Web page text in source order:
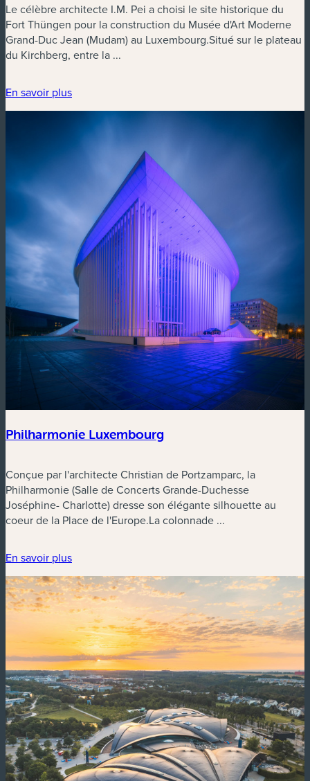
Le célèbre architecte I.M. Pei a choisi le site historique du
Fort Thüngen pour la construction du Musée d'Art Moderne
Grand-Duc Jean (Mudam) au Luxembourg.Situé sur le plateau
du Kirchberg, entre la ...
En savoir plus
Philharmonie Luxembourg
Conçue par l'architecte Christian de Portzamparc, la
Philharmonie (Salle de Concerts Grande-Duchesse
Joséphine- Charlotte) dresse son élégante silhouette au
coeur de la Place de l'Europe.La colonnade ...
En savoir plus